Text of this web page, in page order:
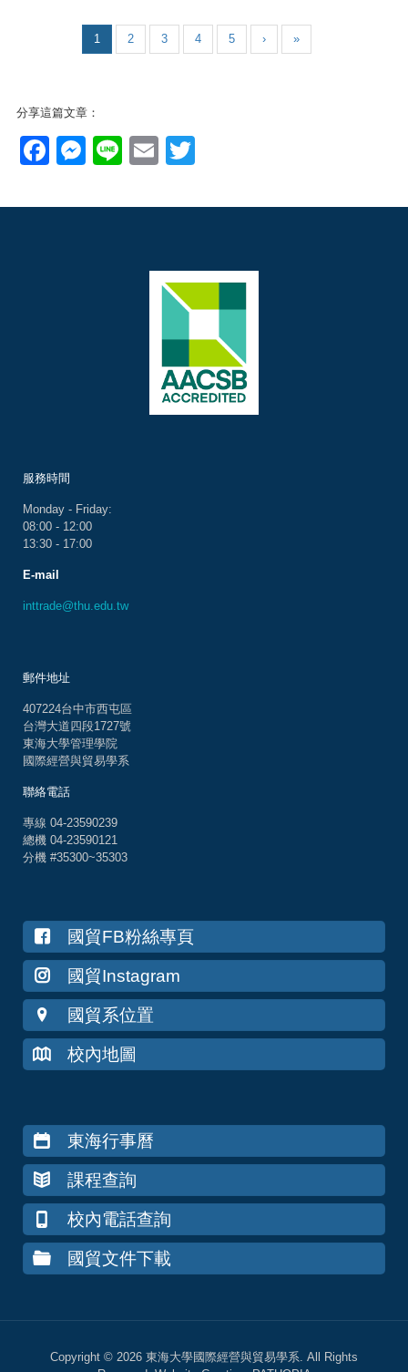
1 2 3 4 5 › »
分享這篇文章：
Facebook
Messenger
LineEmail
服務時間
Monday - Friday:
08:00 - 12:00
13:30 - 17:00
E-mail
inttrade@thu.edu.tw
郵件地址
407224台中市西屯區
台灣大道四段1727號
東海大學管理學院
國際經營與貿易學系
聯絡電話
專線 04-23590239
總機 04-23590121
分機 #35300~35303
國貿FB粉絲專頁
國貿Instagram
國貿系位置
校內地圖
東海行事曆
課程查詢
校內電話查詢
國貿文件下載
Copyright © 2026 東海大學國際經營與貿易學系. All Rights